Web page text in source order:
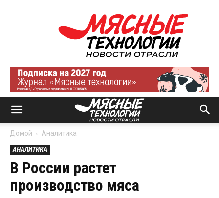
Мясные
технологии
|
Новости
отрасли
Домой Аналитика
АНАЛИТИКА
В России растет
производство мяса